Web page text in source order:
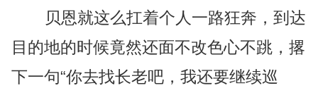
贝恩就这么扛着个人一路狂奔，到达
目的地的时候竟然还面不改色心不跳，撂
下一句“你去找长老吧，我还要继续巡